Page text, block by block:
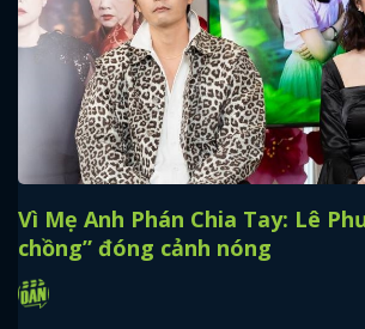
Vì Mẹ Anh Phán Chia Tay: Lê
chồng” đóng cảnh nóng